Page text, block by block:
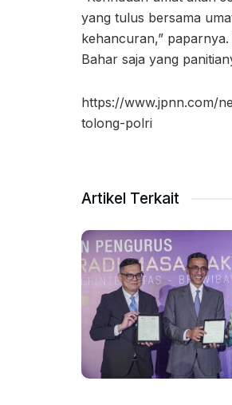
yang tulus bersama
kehancuran,”
Bahar saja yang
https://www.jpnn.com/
tolong-polri
Artikel Terkait